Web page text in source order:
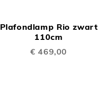
Plafondlamp Rio zwart
110cm
€ 469,00